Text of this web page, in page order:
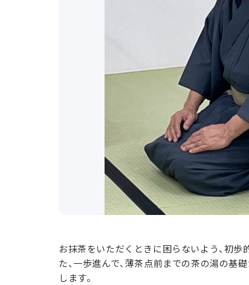
お抹茶をいただくときに困らないよう、初歩
た、一歩進んで、薄茶点前までの茶の湯の基
します。